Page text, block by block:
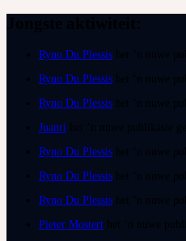
Ryno Du Plessis
Ryno Du Plessis
Ryno Du Plessis
Juanri
Ryno Du Plessis
Ryno Du Plessis
Ryno Du Plessis
Pieter Mostert